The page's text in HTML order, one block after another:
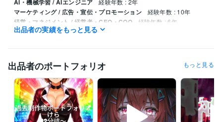
AI・機械学習 / AIエンジニア 経験年数 : 2年
マーケティング / 広告・宣伝・プロモーション 経験年数 : 10年
経営・マネジメント / 経営者・CEO・COO 経験年数 : 6年
人事 / 制度企画・組織開発 経験年数 : 4年
受賞歴
（2か月目～） ココナラプラチナランク（3か月目～）
ココナラプラ
チナランク（4か月目～） ココナラプラチナランク（5 か月目～）
ココナラプラチナランク（６か月目～） プロクラウドワーカー認定
プログラミング言語・フレームワーク
Google Apps Script:5年HTML:4年Java:3年 JavaScript:3年 Python:5年
出品者の実績をもっと見る
出品者のポートフォリオ もっと見る